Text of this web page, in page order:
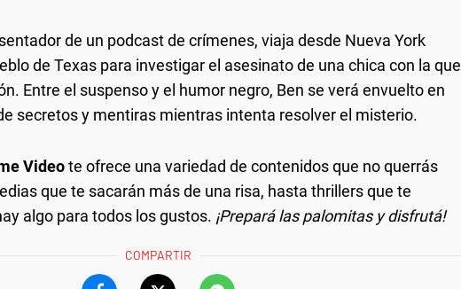
de un podcast de crímenes, viaja desde Nueva York
de Texas para investigar el asesinato de una chica con la que
Entre el suspenso y el humor negro, Ben se verá envuelto en
secretos y mentiras mientras intenta resolver el misterio.
Videote ofrece una variedad de contenidos que no querrás
que te sacarán más de una risa, hasta thrillers que te
algo para todos los gustos. ¡Prepará las palomitas y disfrutá!
COMPARTIR